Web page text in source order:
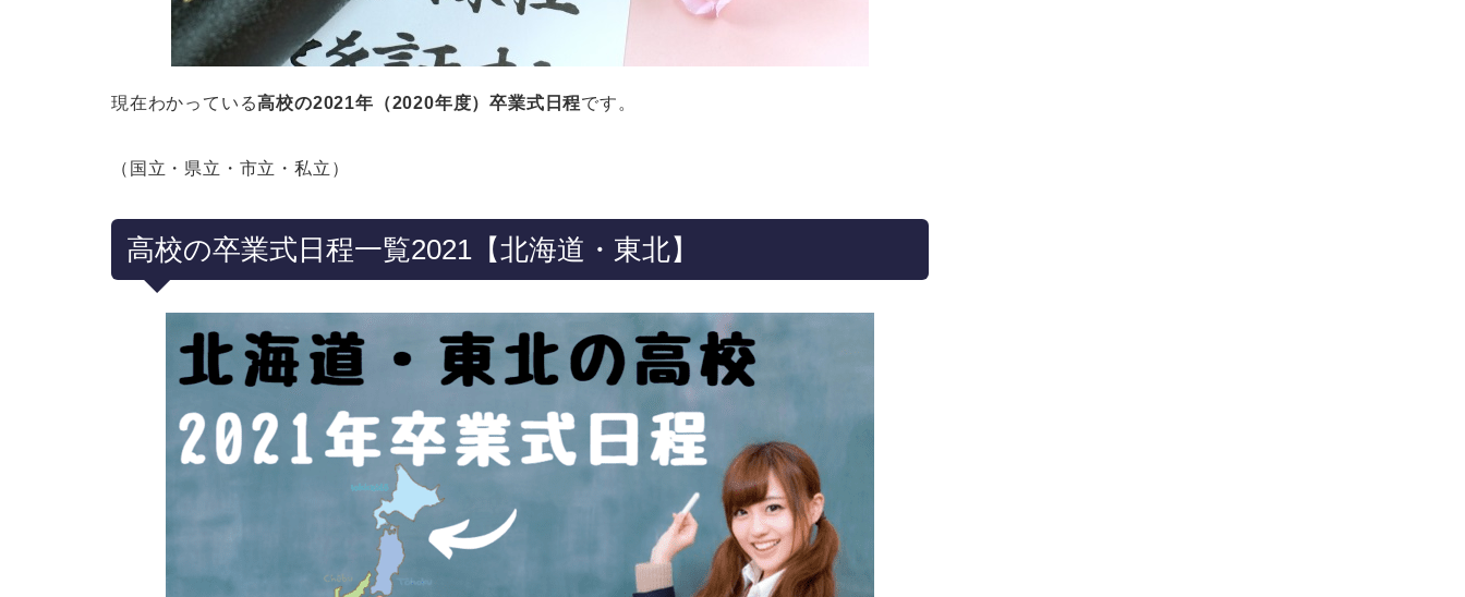
現在わかっている高校の2021年（2020年度）卒業式日程です。
（国立・県立・市立・私立）
高校の卒業式日程一覧2021【北海道・東北】